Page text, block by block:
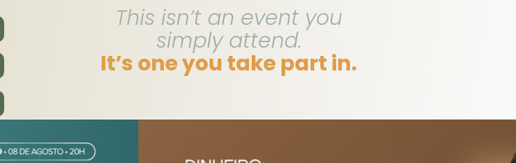
This isn’t an event you
simply attend.
It’s one you take part in.